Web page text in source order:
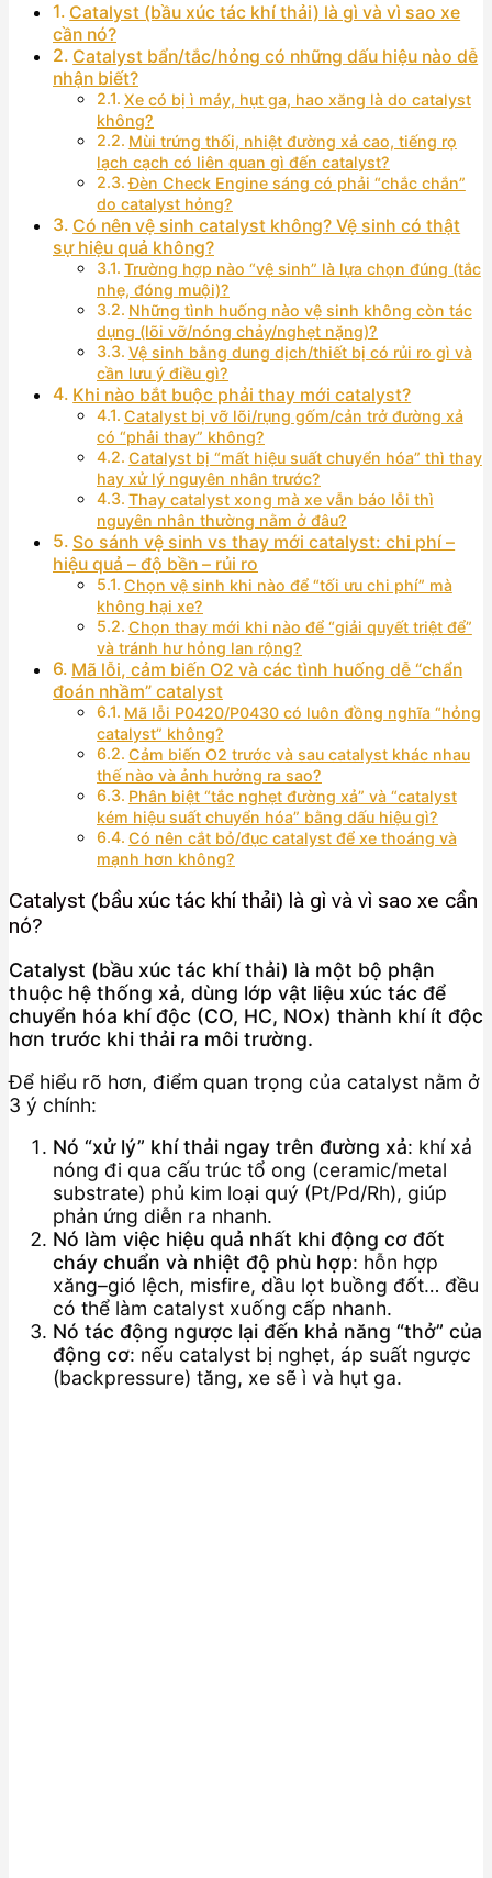
Catalyst (bầu xúc tác khí thải) là gì và vì sao xe
cần nó?
Catalyst bẩn/tắc/hỏng có những dấu hiệu nào dễ
nhận biết?
Xe có bị ì máy, hụt ga, hao xăng là do catalyst
không?
Mùi trứng thối, nhiệt đường xả cao, tiếng rọ
lạch cạch có liên quan gì đến catalyst?
Đèn Check Engine sáng có phải “chắc chắn”
do catalyst hỏng?
Có nên vệ sinh catalyst không? Vệ sinh có thật
sự hiệu quả không?
Trường hợp nào “vệ sinh” là lựa chọn đúng (tắc
nhẹ, đóng muội)?
Những tình huống nào vệ sinh không còn tác
dụng (lõi vỡ/nóng chảy/nghẹt nặng)?
Vệ sinh bằng dung dịch/thiết bị có rủi ro gì và
cần lưu ý điều gì?
Khi nào bắt buộc phải thay mới catalyst?
Catalyst bị vỡ lõi/rụng gốm/cản trở đường xả
có “phải thay” không?
Catalyst bị “mất hiệu suất chuyển hóa” thì thay
hay xử lý nguyên nhân trước?
Thay catalyst xong mà xe vẫn báo lỗi thì
nguyên nhân thường nằm ở đâu?
So sánh vệ sinh vs thay mới catalyst: chi phí –
hiệu quả – độ bền – rủi ro
Chọn vệ sinh khi nào để “tối ưu chi phí” mà
không hại xe?
Chọn thay mới khi nào để “giải quyết triệt để”
và tránh hư hỏng lan rộng?
Mã lỗi, cảm biến O2 và các tình huống dễ “chẩn
đoán nhầm” catalyst
Mã lỗi P0420/P0430 có luôn đồng nghĩa “hỏng
catalyst” không?
Cảm biến O2 trước và sau catalyst khác nhau
thế nào và ảnh hưởng ra sao?
Phân biệt “tắc nghẹt đường xả” và “catalyst
kém hiệu suất chuyển hóa” bằng dấu hiệu gì?
Có nên cắt bỏ/đục catalyst để xe thoáng và
mạnh hơn không?
Catalyst (bầu xúc tác khí thải) là gì và vì sao xe cần
nó?
Catalyst (bầu xúc tác khí thải) là một bộ phận
thuộc hệ thống xả, dùng lớp vật liệu xúc tác để
chuyển hóa khí độc (CO, HC, NOx) thành khí ít độc
hơn trước khi thải ra môi trường.
Để hiểu rõ hơn, điểm quan trọng của catalyst nằm ở
3 ý chính:
Nó “xử lý” khí thải ngay trên đường xả: khí xả
nóng đi qua cấu trúc tổ ong (ceramic/metal
substrate) phủ kim loại quý (Pt/Pd/Rh), giúp
phản ứng diễn ra nhanh.
Nó làm việc hiệu quả nhất khi động cơ đốt
cháy chuẩn và nhiệt độ phù hợp: hỗn hợp
xăng–gió lệch, misfire, dầu lọt buồng đốt… đều
có thể làm catalyst xuống cấp nhanh.
Nó tác động ngược lại đến khả năng “thở” của
động cơ: nếu catalyst bị nghẹt, áp suất ngược
(backpressure) tăng, xe sẽ ì và hụt ga.